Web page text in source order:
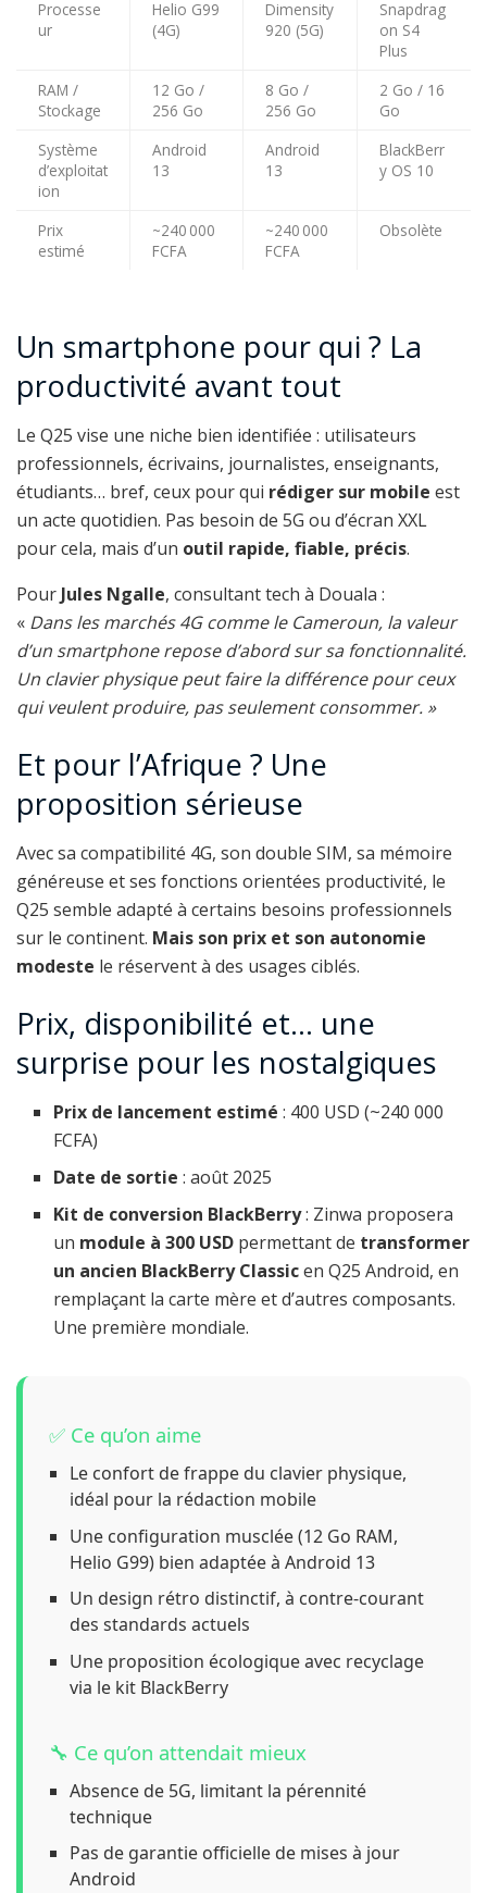
Processe
ur
Helio G99
(4G)
Dimensity
920 (5G)
Snapdrag
on S4
Plus
RAM /
Stockage
12 Go /
256 Go
8 Go /
256 Go
2 Go / 16
Go
Système
d’exploitat
ion
Android
13
Android
13
BlackBerr
y OS 10
Prix
estimé
~240 000
FCFA
~240 000
FCFA
Obsolète
Un smartphone pour qui ? La
productivité avant tout
Le Q25 vise une niche bien identifiée : utilisateurs
professionnels, écrivains, journalistes, enseignants,
étudiants… bref, ceux pour qui rédiger sur mobile est
un acte quotidien. Pas besoin de 5G ou d’écran XXL
pour cela, mais d’un outil rapide, fiable, précis.
Pour Jules Ngalle, consultant tech à Douala :
« Dans les marchés 4G comme le Cameroun, la valeur
d’un smartphone repose d’abord sur sa fonctionnalité.
Un clavier physique peut faire la différence pour ceux
qui veulent produire, pas seulement consommer. »
Et pour l’Afrique ? Une
proposition sérieuse
Avec sa compatibilité 4G, son double SIM, sa mémoire
généreuse et ses fonctions orientées productivité, le
Q25 semble adapté à certains besoins professionnels
sur le continent. Mais son prix et son autonomie
modeste le réservent à des usages ciblés.
Prix, disponibilité et… une
surprise pour les nostalgiques
Prix de lancement estimé : 400 USD (~240 000
FCFA)
Date de sortie : août 2025
Kit de conversion BlackBerry: Zinwa proposera
un module à 300 USD permettant de transformer
un ancien BlackBerry Classicen Q25 Android, en
remplaçant la carte mère et d’autres composants.
Une première mondiale.
✅ Ce qu’on aime
Le confort de frappe du clavier physique,
idéal pour la rédaction mobile
Une configuration musclée (12 Go RAM,
Helio G99) bien adaptée à Android 13
Un design rétro distinctif, à contre-courant
des standards actuels
Une proposition écologique avec recyclage
via le kit BlackBerry
🔧 Ce qu’on attendait mieux
Absence de 5G, limitant la pérennité
technique
Pas de garantie officielle de mises à jour
Android